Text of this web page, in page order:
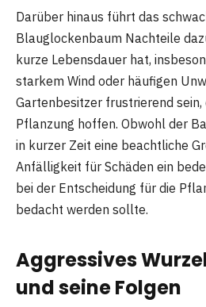
Darüber hinaus führt das
Blauglockenbaum Nachteile
kurze Lebensdauer hat,
starkem Wind oder häufigen
Gartenbesitzer frustrierend
Pflanzung hoffen. Obwohl der
in kurzer Zeit eine beachtliche
Anfälligkeit für Schäden ein
bei der Entscheidung für die
bedacht werden sollte.
Aggressives
und seine Folgen